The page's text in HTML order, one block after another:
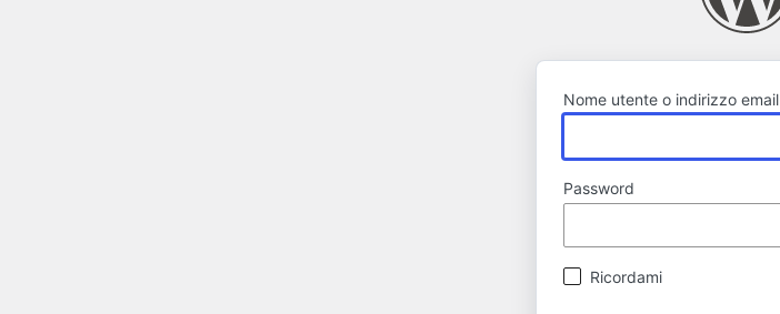
Nome utente o indirizzo email
Password
Ricordami